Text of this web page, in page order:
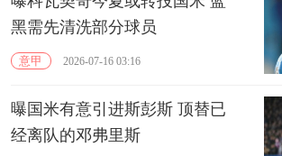
黑需先清洗部分球员
意甲 2026-07-16 03:16
曝国米有意引进斯彭斯 顶替已
经离队的邓弗里斯